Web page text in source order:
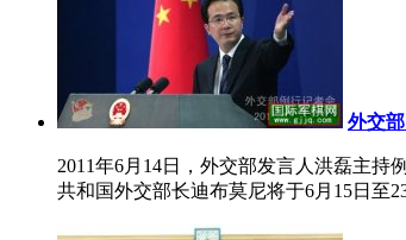
外交
2011年6月14日，外交部发言人洪磊主持
共和国外交部长迪布莫尼将于6月15日至